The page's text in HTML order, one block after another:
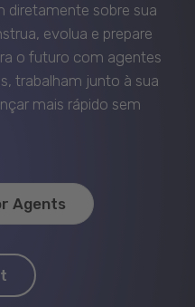
diretamente sobre sua
evolua e prepare
o futuro com agentes
trabalham junto à sua
mais rápido sem
Agents